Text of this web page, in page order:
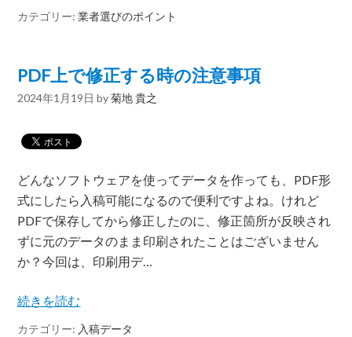
カテゴリー:業者選びのポイント
PDF上で修正する時の注意事項
2024年1月19日 by菊地 貴之
どんなソフトウェアを使ってデータを作っても、PDF形
式にしたら入稿可能になるので便利ですよね。けれど
PDFで保存してから修正したのに、修正箇所が反映され
ずに元のデータのまま印刷されたことはございません
か？今回は、印刷用デ…
続きを読む
カテゴリー: 入稿データ